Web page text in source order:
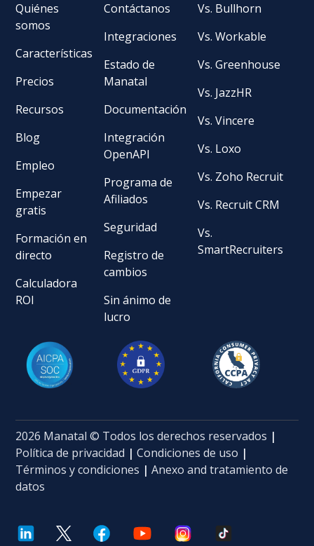
Quiénes
somos
Características
Precios
Recursos
Blog
Empleo
Empezar
gratis
Formación en
directo
Calculadora
ROI
Contáctanos
Integraciones
Estado de
Manatal
Documentación
Integración
OpenAPI
Programa de
Afiliados
Seguridad
Registro de
cambios
Sin ánimo de
lucro
Vs. Bullhorn
Vs. Workable
Vs. Greenhouse
Vs. JazzHR
Vs. Vincere
Vs. Loxo
Vs. Zoho Recruit
Vs. Recruit CRM
Vs.
SmartRecruiters
2026 Manatal © Todos los derechos reservados |
Política de privacidad |Condiciones de uso |
Términos y condiciones | Anexo and tratamiento de
datos